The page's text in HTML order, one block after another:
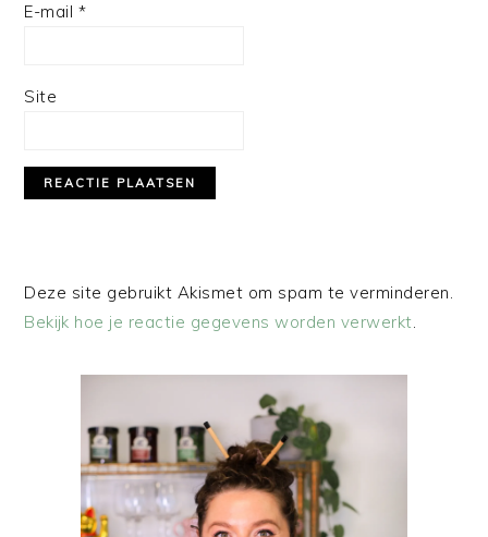
E-mail *
Site
Deze site gebruikt Akismet om spam te verminderen.
Bekijk hoe je reactie gegevens worden verwerkt.